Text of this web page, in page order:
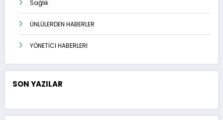
Sağlık
ÜNLÜLERDEN HABERLER
YÖNETİCİ HABERLERİ
SON YAZILAR